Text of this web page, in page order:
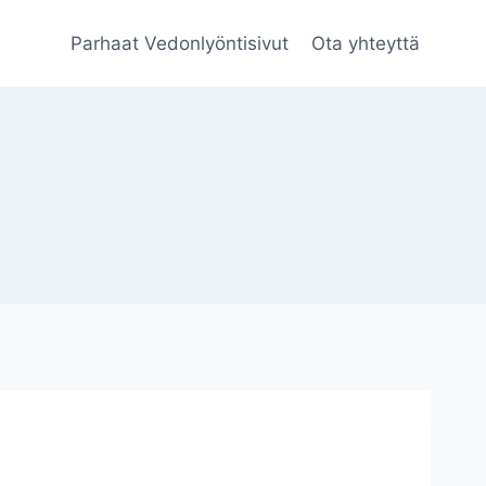
Parhaat Vedonlyöntisivut Ota yhteyttä